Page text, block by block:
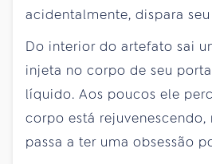
acidentalmente, dispara
Do interior do artefato sai
injeta no corpo de seu
líquido. Aos poucos ele
corpo está rejuvenescendo,
passa a ter uma obsessão